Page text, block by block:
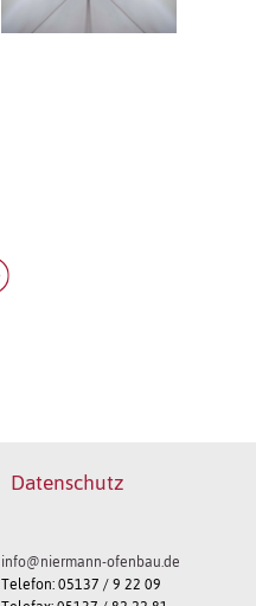
Datenschutz
info@niermann-ofenbau.de
Telefon: 05137 / 9 22 09